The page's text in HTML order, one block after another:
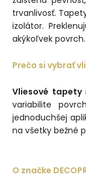
trvanlivosť.
izolátor.
akýkoľvek povrch.
Prečo si vybrať
Vliesové tapety
variabilite
jednoduchšej
na všetky bežné
O značke